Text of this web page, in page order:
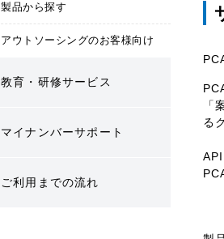
製品から探す
アウトソーシングのお客様向け
教育・研修サービス
マイナンバーサポート
ご利用までの流れ
「
る